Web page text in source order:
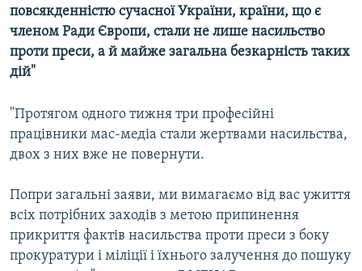
ПОДКАСТИ
КРИМ РЕАЛІЇ
РУС
УКР
КТАТ
повсякденністю сучасної України, країни, що є
членом Ради Європи, стали не лише насильство
проти преси, а й майже загальна безкарність таких
дій"
"Протягом одного тижня три професійні
працівники мас-медіа стали жертвами насильства,
двох з них вже не повернути.
Попри загальні заяви, ми вимагаємо від вас ужиття
всіх потрібних заходів з метою припинення
прикриття фактів насильства проти преси з боку
прокуратури і міліції і їхнього залучення до пошуку